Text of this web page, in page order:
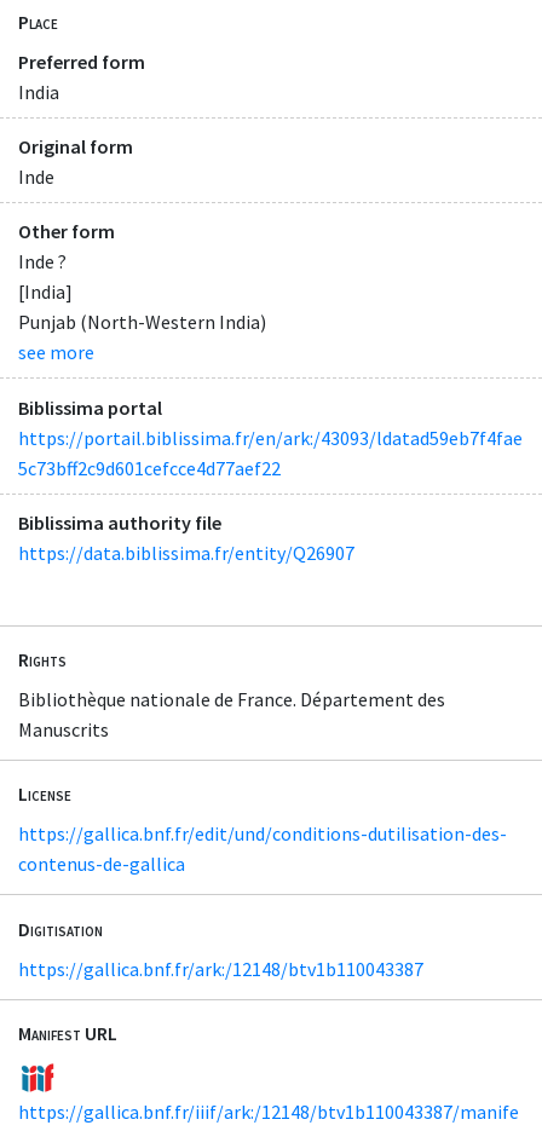
Place
Preferred form
India
Original form
Inde
Other form
Inde ?
[India]
Punjab (North-Western India)
see more
Biblissima portal
https://portail.biblissima.fr/en/ark:/43093/ldatad59eb7f4fae
5c73bff2c9d601cefcce4d77aef22
Biblissima authority file
https://data.biblissima.fr/entity/Q26907
Rights
Bibliothèque nationale de France. Département des
Manuscrits
License
https://gallica.bnf.fr/edit/und/conditions-dutilisation-des-
contenus-de-gallica
Digitisation
https://gallica.bnf.fr/ark:/12148/btv1b110043387
Manifest URL
https://gallica.bnf.fr/iiif/ark:/12148/btv1b110043387/manife